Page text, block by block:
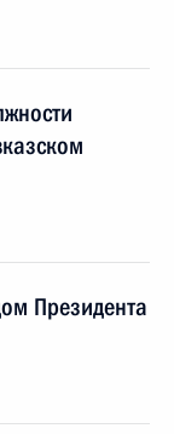
Президента